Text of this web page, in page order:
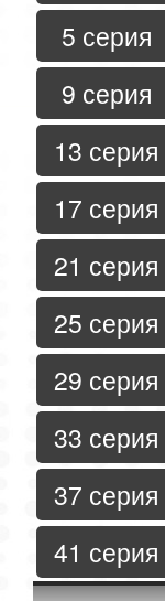
5 серия
9 серия
13 серия
17 серия
21 серия
25 серия
29 серия
33 серия
37 серия
41 серия